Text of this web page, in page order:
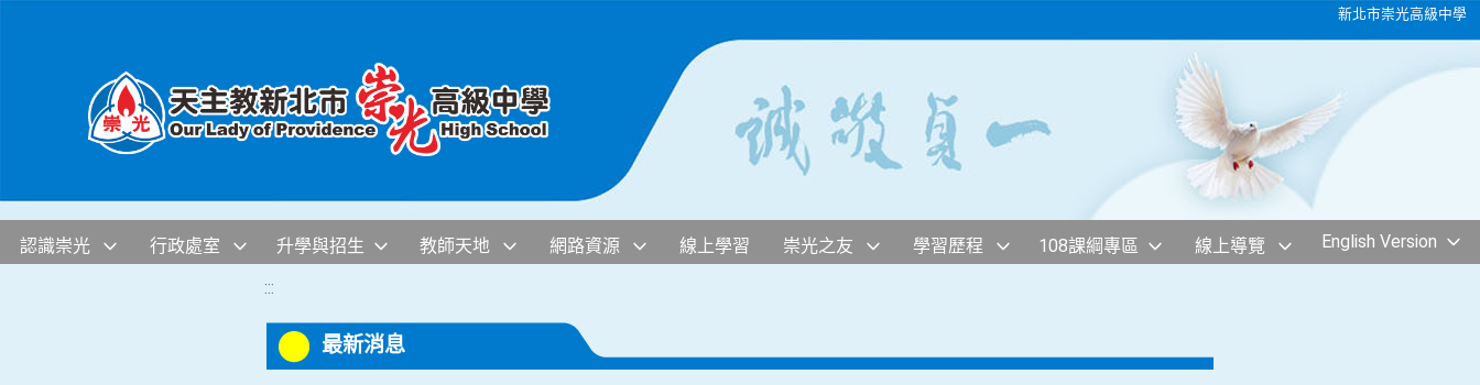
新北市崇光高級中學
認識崇光 行政處室 升學與招生 教師天地 網路資源 線上學習 崇光之友 學習歷程 108課綱專區 線上導覽 English Version
:::
最新消息